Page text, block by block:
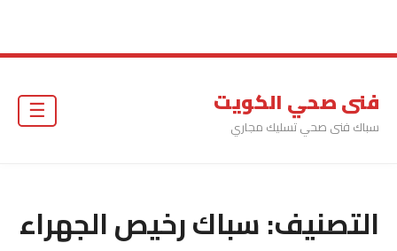
فنى صحي الكويت
سباك فنى صحي تسليك مجاري
التصنيف:سباك رخيص الجهراء